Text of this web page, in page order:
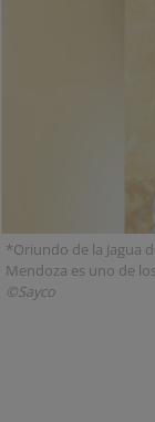
*Oriundo de la Jagua
Mendoza es uno de
©Sayco